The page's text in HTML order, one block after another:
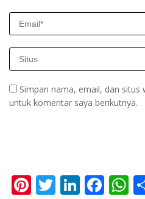
Simpan nama, email, dan situs
untuk komentar saya berikutnya.
Pi T Li F